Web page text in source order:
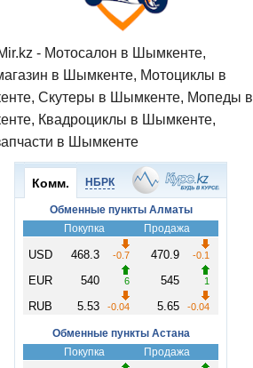
- Мотосалон в Шымкенте,
в Шымкенте, Мотоциклы в
Скутеры в Шымкенте, Мопеды в
Квадроциклы в Шымкенте,
в Шымкенте